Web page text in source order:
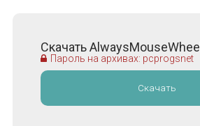
Скачать AlwaysMouseWheel
Пароль на архивах: pcprogsnet
Скачать